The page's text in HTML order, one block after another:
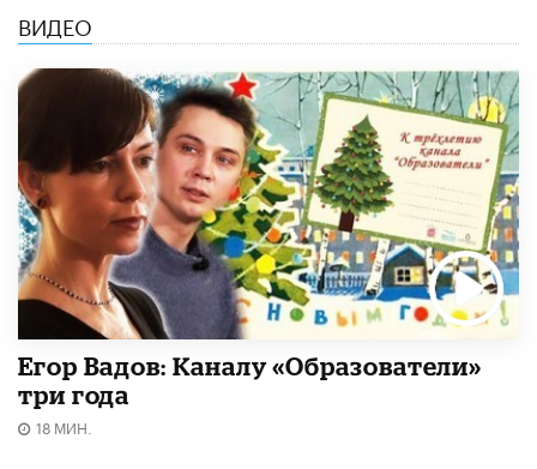
ВИДЕО
Егор Вадов: Каналу «Образователи»
три года
18 МИН.